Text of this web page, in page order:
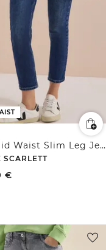
7/8 Mid Waist Slim Leg Jeans im Casual Fit
SCARLETT
€